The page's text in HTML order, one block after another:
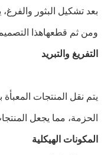
ومن ثم قطعهاهذا
التفريغ والتبريد
يتم نقل المنتجات
الحزمة، مما يجعل
المكونات الهيكلية